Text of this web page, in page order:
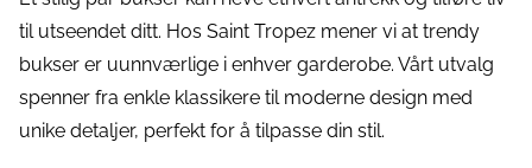
til utseendet ditt. Hos Saint Tropez mener vi at trendy
bukser er uunnværlige i enhver garderobe. Vårt utvalg
spenner fra enkle klassikere til moderne design med
unike detaljer, perfekt for å tilpasse din stil.